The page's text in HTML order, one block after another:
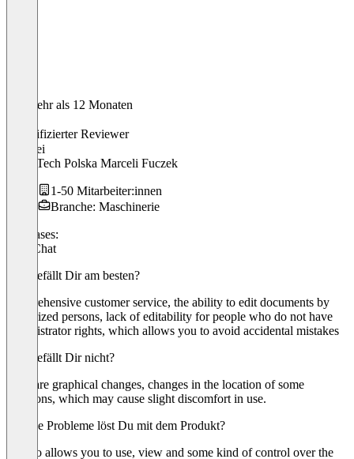
Vor mehr als 12 Monaten
Verifizierter Reviewer
bei
LaborTech Polska Marceli Fuczek
1-50 Mitarbeiter:innen
Branche: Maschinerie
Use cases:
Live Chat
Was gefällt Dir am besten?
comprehensive customer service, the ability to edit documents by
authorized persons, lack of editability for people who do not have
administrator rights, which allows you to avoid accidental mistakes
Was gefällt Dir nicht?
there are graphical changes, changes in the location of some
functions, which may cause slight discomfort in use.
Welche Probleme löst Du mit dem Produkt?
Firmao allows you to use, view and some kind of control over the